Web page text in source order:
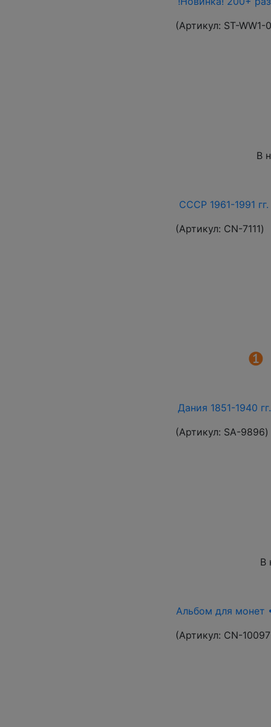
(Артикул: ST-
В
СССР 1961-1991
(Артикул: СN-7111)
Дания 1851-1940
(Артикул: SA-9896)
В
Альбом для монет
(Артикул: CN-